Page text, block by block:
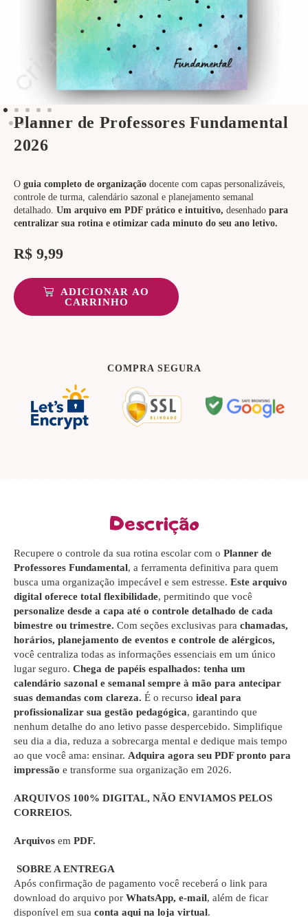
Planner de Professores Fundamental
2026
O guia completo de organização docente com capas personalizáveis,
controle de turma, calendário sazonal e planejamento semanal
detalhado. Um arquivo em PDF prático e intuitivo, desenhado para
centralizar sua rotina e otimizar cada minuto do seu ano letivo.
R$ 9,99
ADICIONAR AO
CARRINHO
COMPRA SEGURA
Descrição
Recupere o controle da sua rotina escolar com o Planner de
Professores Fundamental, a ferramenta definitiva para quem
busca uma organização impecável e sem estresse. Este arquivo
digital oferece total flexibilidade, permitindo que você
personalize desde a capa até o controle detalhado de cada
bimestre ou trimestre. Com seções exclusivas para chamadas,
horários, planejamento de eventos e controle de alérgicos,
você centraliza todas as informações essenciais em um único
lugar seguro. Chega de papéis espalhados: tenha um
calendário sazonal e semanal sempre à mão para antecipar
suas demandas com clareza. É o recurso ideal para
profissionalizar sua gestão pedagógica, garantindo que
nenhum detalhe do ano letivo passe despercebido. Simplifique
seu dia a dia, reduza a sobrecarga mental e dedique mais tempo
ao que você ama: ensinar. Adquira agora seu PDF pronto para
impressão e transforme sua organização em 2026.
ARQUIVOS 100% DIGITAL, NÃO ENVIAMOS PELOS
CORREIOS.
Arquivos em PDF.
SOBRE A ENTREGA
Após confirmação de pagamento você receberá o link para
download do arquivo por WhatsApp, e-mail, além de ficar
disponível em sua conta aqui na loja virtual.